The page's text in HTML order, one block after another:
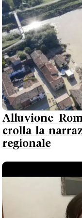
Alluvione
crolla la
regionale